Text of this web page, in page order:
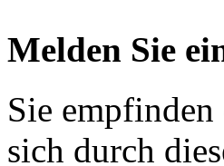
Melden Sie
Sie empfinden
sich durch